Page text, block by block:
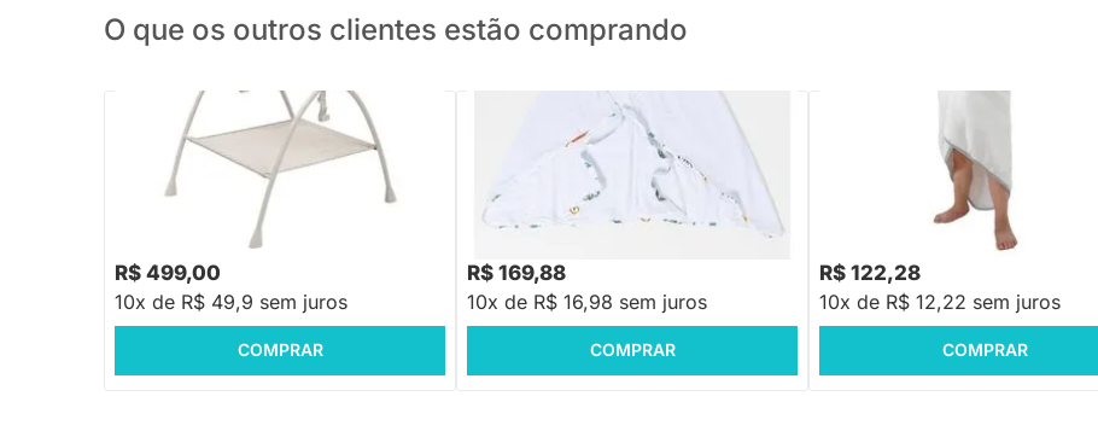
O que os outros clientes estão comprando
PRONTA ENTREGA
Suporte para Banheira Indigo Plus Maxi
Cosi - Elegance Beige
R$ 499,00
10x de R$ 49,9 sem juros
COMPRAR
PRONTA ENTREGA
Toalha de Banho Avental - Selva
Estampado
R$ 169,88
10x de R$ 16,98 sem juros
COMPRAR
Toalha de Bebê com Capuz Comfort
Power Cinza - 80x100cm
R$ 122,28
10x de R$ 12,22 sem juros
COMPRAR